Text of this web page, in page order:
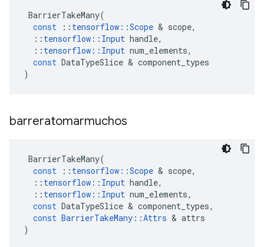
BarrierTakeMany(
const
:: tensorflow ::Scope & scope,
:: tensorflow :: Input handle,
:: tensorflow :: Input num_elements,
const DataTypeSlice & component_types
)
barreratomarmuchos
BarrierTakeMany(
const
:: tensorflow ::Scope & scope,
:: tensorflow :: Input handle,
:: tensorflow :: Input num_elements,
const DataTypeSlice & component_types,
const BarrierTakeMany ::Attrs & attrs
)